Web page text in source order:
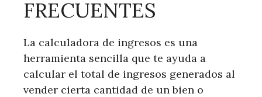
FRECUENTES
La calculadora de ingresos es una
herramienta sencilla que te ayuda a
calcular el total de ingresos generados al
vender cierta cantidad de un bien o